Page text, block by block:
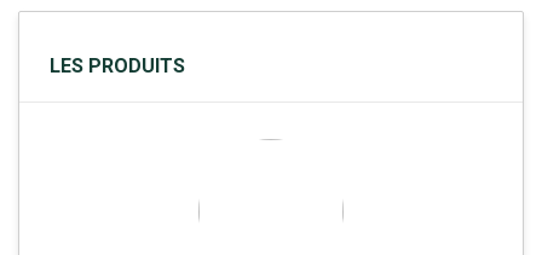
LES PRODUITS